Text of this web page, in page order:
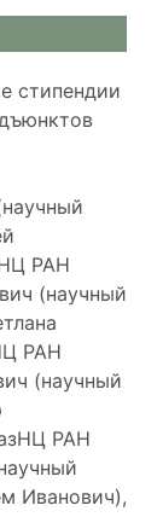
стипендии
РАН
(научный
РАН
(научный
РАН
Иванович),